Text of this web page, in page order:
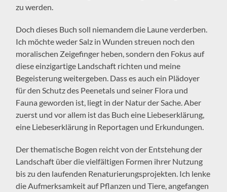
zu werden.
Doch dieses Buch soll niemandem die Laune verderben.
Ich möchte weder Salz in Wunden streuen noch den
moralischen Zeigefinger heben, sondern den Fokus auf
diese einzigartige Landschaft richten und meine
Begeisterung weitergeben. Dass es auch ein Plädoyer
für den Schutz des Peenetals und seiner Flora und
Fauna geworden ist, liegt in der Natur der Sache. Aber
zuerst und vor allem ist das Buch eine Liebeserklärung,
eine Liebeserklärung in Reportagen und Erkundungen.
Der thematische Bogen reicht von der Entstehung der
Landschaft über die vielfältigen Formen ihrer Nutzung
bis zu den laufenden Renaturierungsprojekten. Ich lenke
die Aufmerksamkeit auf Pflanzen und Tiere, angefangen